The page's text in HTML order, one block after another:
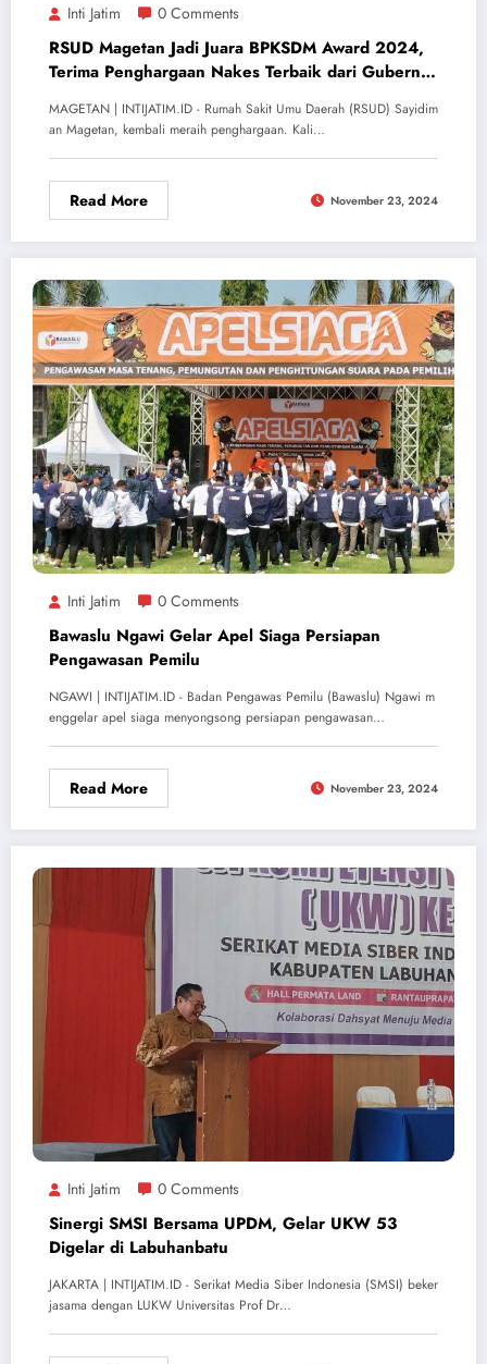
Inti Jatim 0 Comments
RSUD Magetan Jadi Juara BPKSDM Award 2024,
Terima Penghargaan Nakes Terbaik dari Gubernur
MAGETAN | INTIJATIM.ID - Rumah Sakit Umu Daerah (RSUD) Sayidim
an Magetan, kembali meraih penghargaan. Kali…
Read More November 23, 2024
Inti Jatim 0 Comments
Bawaslu Ngawi Gelar Apel Siaga Persiapan
Pengawasan Pemilu
NGAWI | INTIJATIM.ID - Badan Pengawas Pemilu (Bawaslu) Ngawi m
enggelar apel siaga menyongsong persiapan pengawasan…
Read More November 23, 2024
Inti Jatim 0 Comments
Sinergi SMSI Bersama UPDM, Gelar UKW 53
Digelar di Labuhanbatu
JAKARTA | INTIJATIM.ID - Serikat Media Siber Indonesia (SMSI) beker
jasama dengan LUKW Universitas Prof Dr…